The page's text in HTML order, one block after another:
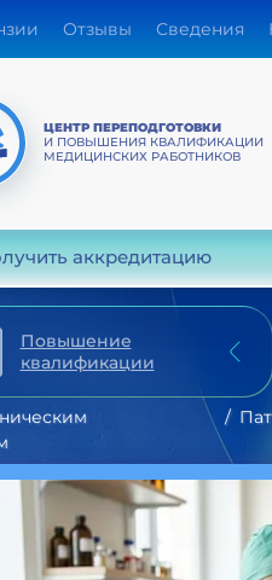
Отзывы Сведения
ЦЕНТР ПЕРЕПОДГОТОВКИ
И ПОВЫШЕНИЯ КВАЛИФИКАЦИИ
МЕДИЦИНСКИХ РАБОТНИКОВ
аккредитацию
Повышение
квалификации